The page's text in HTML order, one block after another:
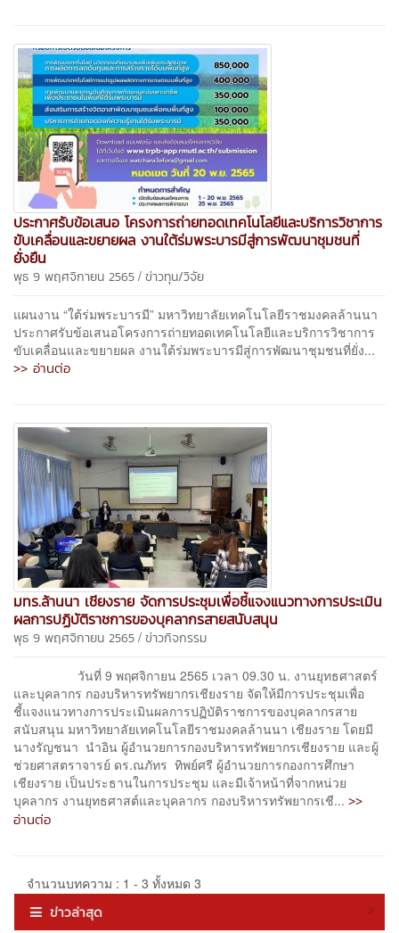
ประกาศรับข้อเสนอ โครงการถ่ายทอดเทคโนโลยีและบริการวิชาการ
ขับเคลื่อนและขยายผล งานใต้ร่มพระบารมีสู่การพัฒนาชุมชนที่
ยั่งยืน
พุธ 9 พฤศจิกายน 2565 / ข่าวทุน/วิจัย
แผนงาน “ใต้ร่มพระบารมี” มหาวิทยาลัยเทคโนโลยีราชมงคลล้านนา
ประกาศรับข้อเสนอโครงการถ่ายทอดเทคโนโลยีและบริการวิชาการ
ขับเคลื่อนและขยายผล งานใต้ร่มพระบารมีสู่การพัฒนาชุมชนที่ยั่ง...
>> อ่านต่อ
มทร.ล้านนา เชียงราย จัดการประชุมเพื่อชี้แจงแนวทางการประเมิน
ผลการปฏิบัติราชการของบุคลากรสายสนับสนุน
พุธ 9 พฤศจิกายน 2565 / ข่าวกิจกรรม
วันที่ 9 พฤศจิกายน 2565 เวลา 09.30 น. งานยุทธศาสตร์
และบุคลากร กองบริหารทรัพยากรเชียงราย จัดให้มีการประชุมเพื่อ
ชี้แจงแนวทางการประเมินผลการปฏิบัติราชการของบุคลากรสาย
สนับสนุน มหาวิทยาลัยเทคโนโลยีราชมงคลล้านนา เชียงราย โดยมี
นางรัญชนา นำอิน ผู้อำนวยการกองบริหารทรัพยากรเชียงราย และผู้
ช่วยศาสตราจารย์ ดร.ณภัทร ทิพย์ศรี ผู้อำนวยการกองการศึกษา
เชียงราย เป็นประธานในการประชุม และมีเจ้าหน้าที่จากหน่วย
บุคลากร งานยุทธศาสต์และบุคลากร กองบริหารทรัพยากรเชี... >>
อ่านต่อ
จำนวนบทความ : 1 - 3 ทั้งหมด 3
ข่าวล่าสุด